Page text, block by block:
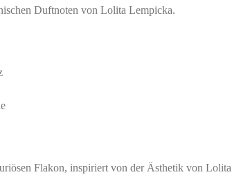
Duftnoten von Lolita Lempicka.
Flakon, inspiriert von der Ästhetik von Lolita